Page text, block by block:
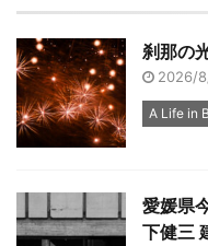
刹那の
2026/
A Life in
愛媛県
下健三